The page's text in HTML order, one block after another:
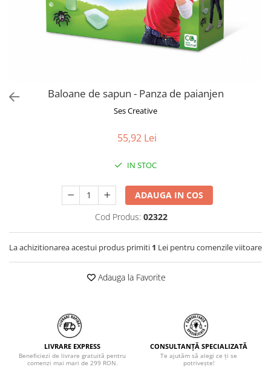
Consultanta Instalare
Jucarii de Sortare
Jucarii de tras
Jucarii din plus
PAPUSI
Baloane de sapun - Panza de paianjen
Ses Creative
55,92 Lei
IN STOC
ADAUGA IN COS
Cod Produs: 02322
La achizitionarea acestui produs primiti 1 Lei pentru comenzile viitoare
Adauga la Favorite
LIVRARE EXPRESS
Beneficiezi de livrare gratuită pentru
comenzi mai mari de 299 RON.
CONSULTANȚĂ SPECIALIZATĂ
Te ajutăm să alegi ce ți se
potrivește!